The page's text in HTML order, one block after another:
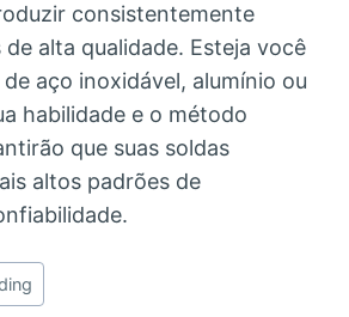
consistentemente
alta qualidade. Esteja você
aço inoxidável, alumínio ou
habilidade e o método
que suas soldas
altos padrões de